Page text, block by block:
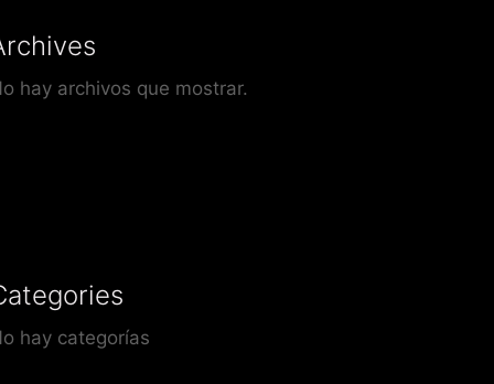
hay archivos que mostrar.
hay categorías